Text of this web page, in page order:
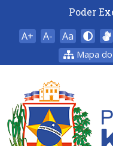
Poder
A+ A- Aa
Mapa do